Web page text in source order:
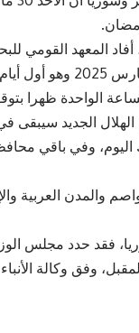
الأحد 30
وفق وكالة